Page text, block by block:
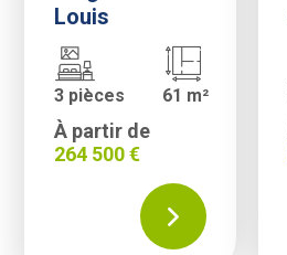
Louis
3 pièces 61 m²
À partir de
264 500 €